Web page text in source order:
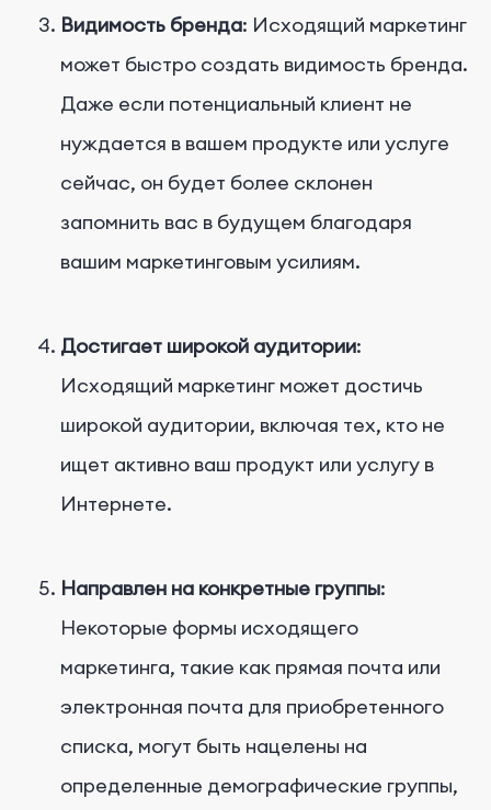
Видимость бренда: Исходящий маркетинг
может быстро создать видимость бренда.
Даже если потенциальный клиент не
нуждается в вашем продукте или услуге
сейчас, он будет более склонен
запомнить вас в будущем благодаря
вашим маркетинговым усилиям.
Достигает широкой аудитории:
Исходящий маркетинг может достичь
широкой аудитории, включая тех, кто не
ищет активно ваш продукт или услугу в
Интернете.
Направлен на конкретные группы:
Некоторые формы исходящего
маркетинга, такие как прямая почта или
электронная почта для приобретенного
списка, могут быть нацелены на
определенные демографические группы,